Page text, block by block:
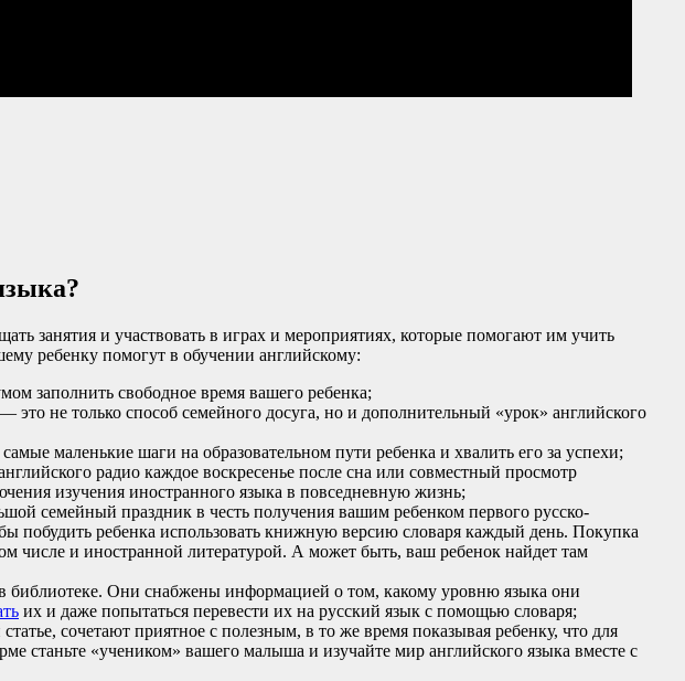
занятия и участвовать в играх и мероприятиях, которые помогают им учить
ребенку помогут в обучении английскому:
заполнить свободное время вашего ребенка;
не только способ семейного досуга, но и дополнительный «урок» английского
маленькие шаги на образовательном пути ребенка и хвалить его за успехи;
радио каждое воскресенье после сна или совместный просмотр
изучения иностранного языка в повседневную жизнь;
семейный праздник в честь получения вашим ребенком первого русско-
побудить ребенка использовать книжную версию словаря каждый день. Покупка
и иностранной литературой. А может быть, ваш ребенок найдет там
Они снабжены информацией о том, какому уровню языка они
их и даже попытаться перевести их на русский язык с помощью словаря;
сочетают приятное с полезным, в то же время показывая ребенку, что для
станьте «учеником» вашего малыша и изучайте мир английского языка вместе с